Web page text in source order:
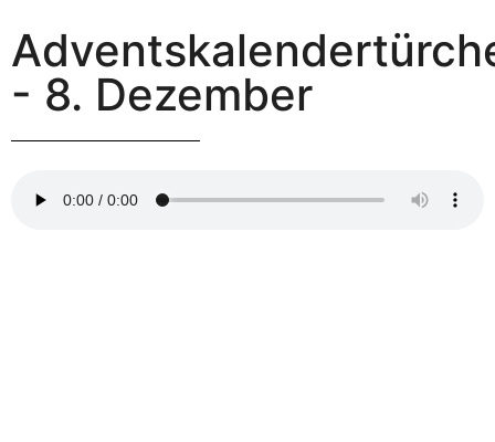
- 8. Dezember